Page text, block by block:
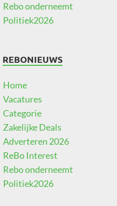
Rebo onderneemt
Politiek2026
REBONIEUWS
Home
Vacatures
Categorie
Zakelijke Deals
Adverteren 2026
ReBo Interest
Rebo onderneemt
Politiek2026